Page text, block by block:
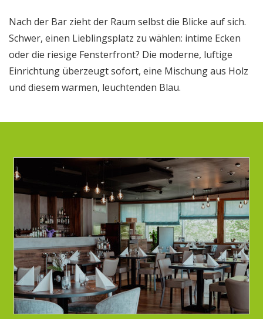
Nach der Bar zieht der Raum selbst die Blicke auf sich.
Schwer, einen Lieblingsplatz zu wählen: intime Ecken
oder die riesige Fensterfront? Die moderne, luftige
Einrichtung überzeugt sofort, eine Mischung aus Holz
und diesem warmen, leuchtenden Blau.